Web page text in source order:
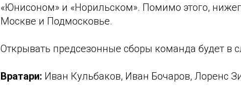
«Юнисоном» и «Норильском». Помимо этого,
Москве и Подмосковье.
Открывать предсезонные сборы команда будет в
Вратари: Иван Кульбаков, Иван Бочаров, Лоренс